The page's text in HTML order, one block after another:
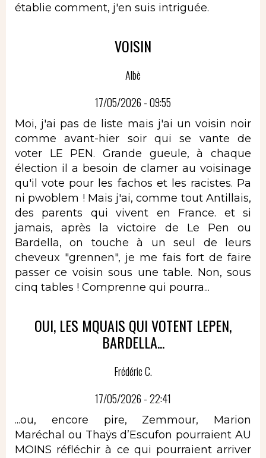
établie comment, j'en suis intriguée.
VOISIN
Albè
17/05/2026 - 09:55
Moi, j'ai pas de liste mais j'ai un voisin noir
comme avant-hier soir qui se vante de
voter LE PEN. Grande gueule, à chaque
élection il a besoin de clamer au voisinage
qu'il vote pour les fachos et les racistes. Pa
ni pwoblem ! Mais j'ai, comme tout Antillais,
des parents qui vivent en France. et si
jamais, après la victoire de Le Pen ou
Bardella, on touche à un seul de leurs
cheveux "grennen", je me fais fort de faire
passer ce voisin sous une table. Non, sous
cinq tables ! Comprenne qui pourra...
OUI, LES MQUAIS QUI VOTENT LEPEN,
BARDELLA...
Frédéric C.
17/05/2026 - 22:41
...ou, encore pire, Zemmour, Marion
Maréchal ou Thaÿs d’Escufon pourraient AU
MOINS réfléchir à ce qui pourraient arriver